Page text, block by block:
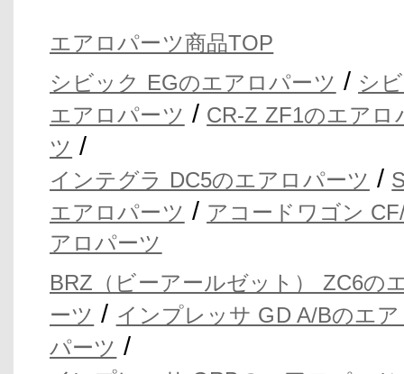
エアロパーツ商品TOP
シビック EGのエアロパーツ / シ
エアロパーツ / CR-Z ZF1のエアロ
ツ /
インテグラ DC5のエアロパーツ /
エアロパーツ / アコードワゴン
アロパーツ
BRZ（ビーアールゼット） ZC6の
ーツ / インプレッサ GD A/Bのエ
パーツ /